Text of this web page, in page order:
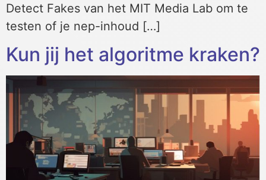
Detect Fakes van het MIT Media Lab om te
testen of je nep-inhoud […]
Kun jij het algoritme kraken?